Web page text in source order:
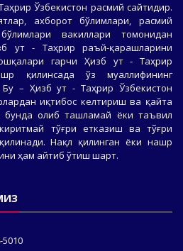
Ўзбекистон расмий сайтидир.
ахборот бўлимлари, расмий
вакиллари томонидан
ут - Таҳрир раъй-қарашларини
гарчи Ҳизб ут - Таҳрир
қилинсада ўз муаллифининг
– Ҳизб ут - Таҳрир Ўзбекистон
иқтибос келтириш ва қайта
олиб ташламай ёки таъвил
тўғри етказиш ва тўғри
Нақл қилинган ёки нашр
ҳам айтиб ўтиш шарт.